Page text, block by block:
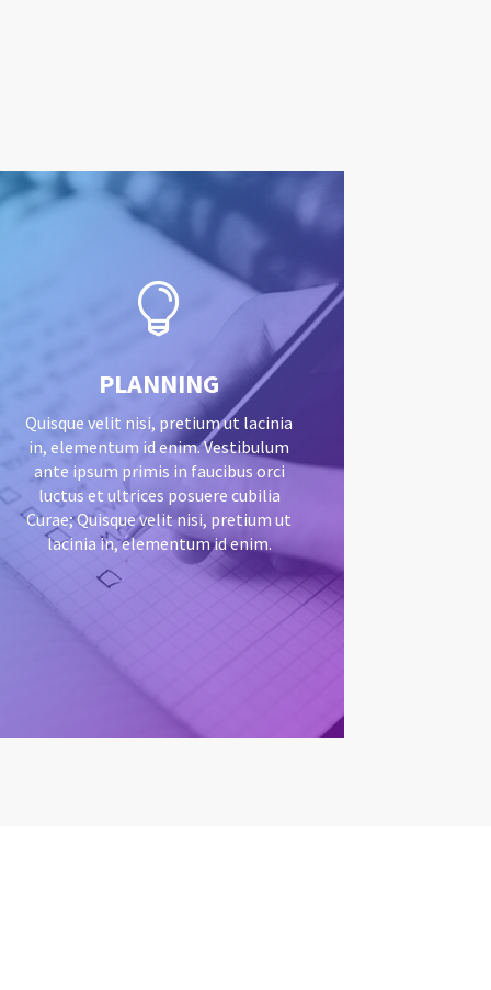

PLANNING
Quisque velit nisi, pretium ut lacinia
in, elementum id enim. Vestibulum
ante ipsum primis in faucibus orci
luctus et ultrices posuere cubilia
Curae; Quisque velit nisi, pretium ut
lacinia in, elementum id enim.